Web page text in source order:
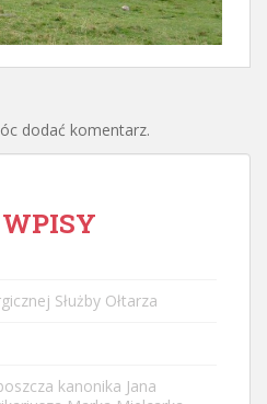
dodać komentarz.
Służby Ołtarza
kanonika Jana